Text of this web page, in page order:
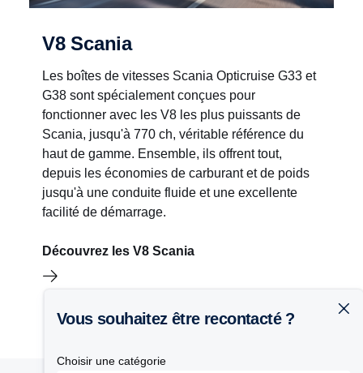
V8 Scania
Les boîtes de vitesses Scania Opticruise G33 et
G38 sont spécialement conçues pour
fonctionner avec les V8 les plus puissants de
Scania, jusqu'à 770 ch, véritable référence du
haut de gamme. Ensemble, ils offrent tout,
depuis les économies de carburant et de poids
jusqu'à une conduite fluide et une excellente
facilité de démarrage.
Découvrez les V8 Scania
Vous souhaitez être recontacté ?
Choisir une catégorie